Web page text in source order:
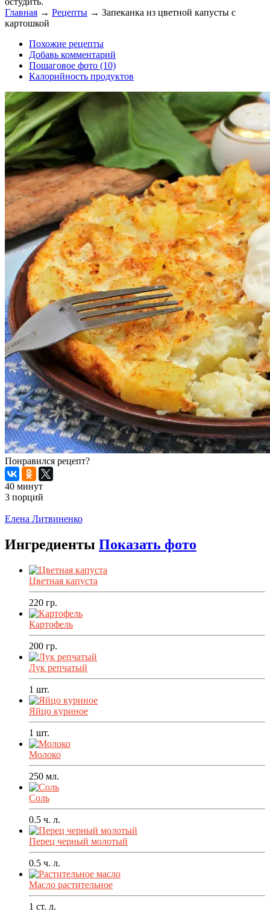
Главная → Рецепты → Запеканка из цветной капусты с
картошкой
Похожие рецепты
Добавь комментарий
Пошаговое фото (10)
Калорийность продуктов
Понравился рецепт?
40 минут
3 порций
Елена Литвиненко
Ингредиенты Показать фото
Цветная капуста
220 гр.
Картофель
200 гр.
Лук репчатый
1 шт.
Яйцо куриное
1 шт.
Молоко
250 мл.
Соль
0.5 ч. л.
Перец черный молотый
0.5 ч. л.
Масло растительное
1 ст. л.